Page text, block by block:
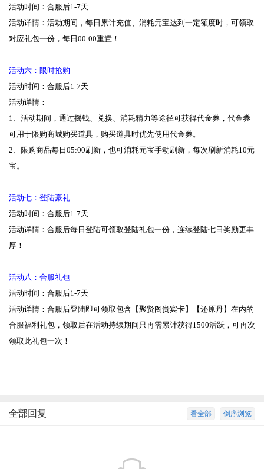
活动时间：合服后1-7天
活动详情：活动期间，每日累计充值、消耗元宝达到一定额度时，可领取
对应礼包一份，每日00:00重置！
活动六：限时抢购
活动时间：合服后1-7天
活动详情：
1、活动期间，通过摇钱、兑换、消耗精力等途径可获得代金券，代金券
可用于限购商城购买道具，购买道具时优先使用代金券。
2、限购商品每日05:00刷新，也可消耗元宝手动刷新，每次刷新消耗10元
宝。
活动七：登陆豪礼
活动时间：合服后1-7天
活动详情：合服后每日登陆可领取登陆礼包一份，连续登陆七日奖励更丰
厚！
活动八：合服礼包
活动时间：合服后1-7天
活动详情：合服后登陆即可领取包含【聚贤阁贵宾卡】【还原丹】在内的
合服福利礼包，领取后在活动持续期间只再需累计获得1500活跃，可再次
领取此礼包一次！
倒序浏览
看全部
全部回复